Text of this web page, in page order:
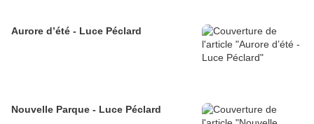
Aurore d’été - Luce Péclard
Nouvelle Parque - Luce Péclard